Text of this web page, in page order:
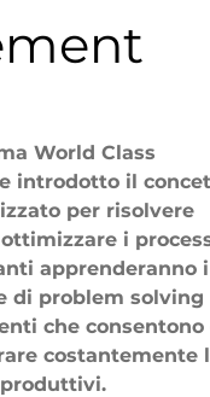
World Class
introdotto il
per risolvere
i
apprenderanno i
di problem solving
che consentono
costantemente